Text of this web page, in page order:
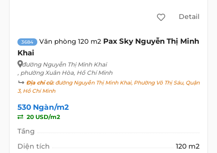
Detail
3684 Văn phòng 120 m2 Pax Sky Nguyễn Thị Minh
Khai
đường Nguyễn Thị Minh Khai
, phường Xuân Hòa, Hồ Chí Minh
Địa chỉ cũ:đường Nguyễn Thị Minh Khai, Phường Võ Thị Sáu, Quận
3, Hồ Chí Minh
530 Ngàn/m2
20 USD/m2
Tầng
Diện tích
120 m2